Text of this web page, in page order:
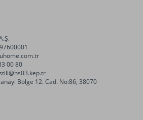
00 80
12. Cad. No:86, 38070